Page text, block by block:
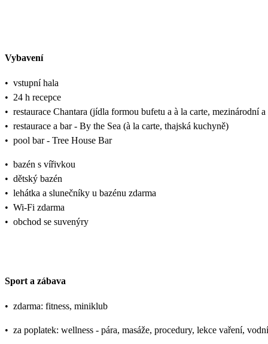
Vybavení
• vstupní hala
• 24 h recepce
• restaurace Chantara (jídla formou bufetu a à la carte, mezinárodní
• restaurace a bar - By the Sea (à la carte, thajská kuchyně)
• pool bar - Tree House Bar
• bazén s vířivkou
• dětský bazén
• lehátka a slunečníky u bazénu zdarma
• Wi-Fi zdarma
• obchod se suvenýry
Sport a zábava
• zdarma: fitness, miniklub
• za poplatek: wellness - pára, masáže, procedury, lekce vaření,